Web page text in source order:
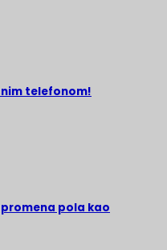
telefonom!
pola kao